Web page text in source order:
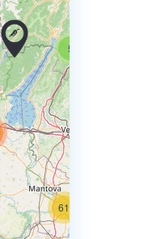
5
61